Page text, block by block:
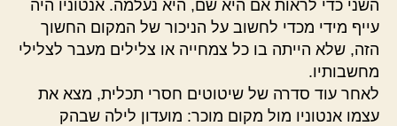
השני כדי לראות אם היא שם, היא נעלמה. אנטוניו היה
עייף מידי מכדי לחשוב על הניכור של המקום החשוך
הזה, שלא הייתה בו כל צמחייה או צלילים מעבר לצלילי
מחשבותיו.
לאחר עוד סדרה של שיטוטים חסרי תכלית, מצא את
עצמו אנטוניו מול מקום מוכר: מועדון לילה שבהק